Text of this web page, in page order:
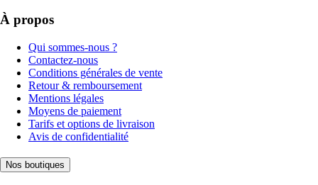
À propos
Qui sommes-nous ?
Contactez-nous
Conditions générales de vente
Retour & remboursement
Mentions légales
Moyens de paiement
Tarifs et options de livraison
Avis de confidentialité
Nos boutiques